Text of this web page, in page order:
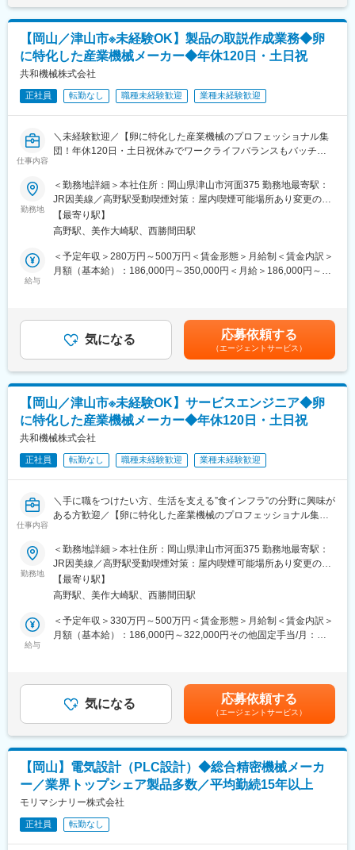
・新しい商品を生み出して市場に投入することで社会貢献でき
る。
・グローバルに活躍できる。(海外/国内含めた市場調査および生産
立ち上げ)
・様々な部門で結成したチームでプロジェクトをやり遂げる達成
感を感じられる。
・リモート可否：出社が基本になりますが、家庭事情等に応じて
一部リモート活用は可能です
変更の範囲：会社の定める業務
められません。
◎見積り・施工内容のレポート
次の修理担当者が困らないよう、修理の内容を全てレポートして
管理します。貸与されているタブレットにて実施できるため、帰
社後の業務を減らすことができます。
■様々な業界を支える役割：
機器を導入している顧客の業界は、飲食チェーン店や食品加工セ
ンター、スーパーマーケット、郵便局など多種多様。それだけ多
くの分野で欠かせない製品となっているため、サービスエンジニ
■入社後：
本社（東京都大田区）にて3ヶ月間の集合研修を実施します。各製
品の特長や強み、構造などを学ぶ製品研修や、実際に製品に触れ
ある通り、豊富な研修制度があるため、常に成長できる環境で
す。
業より常に新しいものの開発。今では当たり前になった「セミセ
ルフレジ」を日本で先駆けて発明。
・離職率2.7%、勤続年数19年。年齢や社歴、新卒・キャリア入社
関係なくキャリアアップが叶う（直近入社5年以内の役職者率は約
20%）
・身近な製品に使用される技術／人口減による需要増加中
スーパーで使うセルフレジ／飲食店で非接触オーダー可能なタッ
チパネル式券売機／食品加工センターで食品を真空パックする機
械／物流センターで検品・梱包作業をするシステムなど。
変動賃金はあくまでも目安の金額であり、選考を通じて上下する
可能性があります。月給(月額)は固定手当を含めた表記です。
【岡山／津山市※未経験OK】製品の取説作成業務◆卵
に特化した産業機械メーカー◆年休120日・土日祝
共和機械株式会社
正社員 転勤なし 職種未経験歓迎 業種未経験歓迎
仕事内容
＼未経験歓迎／【卵に特化した産業機械のプロフェッショナル集
団！年休120日・土日祝休みでワークライフバランスもバッチリ
■業務内容：
当社開発製品の取扱説明書作成業務などを行っていただきます。
＜具体的には＞
・取扱説明書やマニュアルの作成・修正
・設計資料の作成補助（データ入力、編集など）
・社内関係部署との連携・調整業務
《1》食インフラを支える安定事業
当社は、鶏卵の選別・洗浄・包装・加工といった工程を自動化す
る機械メーカーとして、食を支えるインフラ分野に特化していま
当社の事業は景気の影響を受けにくく、安定した需要が見込まれ
る点が大きな特徴です。
《2》一貫体制による“課題解決型のものづくり”
開発・設計・製造・販売までを自社で一貫して手掛けており、お
客様のニーズを製品にダイレクトに反映できる体制を整えていま
す。
単なる機械メーカーにとどまらず、現場の課題に踏み込んだ提
案・改善を行うことで、ものづくりの手応えや社会への貢献実感
を得られる環境です。
《3》グローバルに広がる市場と技術力
国内に限らず海外にも取引先を持ち、グローバル市場へ事業を展
開しています。ニッチながら世界で求められる技術を保有してお
り、専門性を高めながら長期的にキャリアを築いていくことが可
変更の範囲：会社の定める業務
勤務地
＜勤務地詳細＞本社住所：岡山県津山市河面375 勤務地最寄駅：
JR因美線／高野駅受動喫煙対策：屋内喫煙可能場所あり変更の範
囲：無
【最寄り駅】
高野駅、美作大崎駅、西勝間田駅
給与
＜予定年収＞280万円～500万円＜賃金形態＞月給制＜賃金内訳＞
月額（基本給）：186,000円～350,000円＜月給＞186,000円～
3か月分賃金はあくまでも目安の金額であり、選考を通じて上下す
る可能性があります。月給(月額)は固定手当を含めた表記です。
気になる 応募依頼する
（エージェントサービス）
【岡山／津山市※未経験OK】サービスエンジニア◆卵
に特化した産業機械メーカー◆年休120日・土日祝
共和機械株式会社
正社員 転勤なし 職種未経験歓迎 業種未経験歓迎
仕事内容
＼手に職をつけたい方、生活を支える”食インフラ”の分野に興味が
ある方歓迎／【卵に特化した産業機械のプロフェッショナル集
◎】
■業務内容：
当社製造の鶏卵自動選別包装装置や割卵機などの機械修理、保守
等の業務に従事していただきます。
＜具体的には＞
・納入済み機器の定期点検およびメンテナンス
・作業報告書の作成および社内連携
ースが多数です。
宿泊費は会社から一定額が支給されるため、工夫次第で自由に活
用いただけます。また、出張時には日当手当も支給されます。
■夜間・休日対応について
機械の稼働状況に応じて、月に1回程度夜間対応が発生する場合が
あります。
勤務地
＜勤務地詳細＞本社住所：岡山県津山市河面375 勤務地最寄駅：
JR因美線／高野駅受動喫煙対策：屋内喫煙可能場所あり変更の範
囲：無
【最寄り駅】
高野駅、美作大崎駅、西勝間田駅
給与
＜予定年収＞330万円～500万円＜賃金形態＞月給制＜賃金内訳＞
月額（基本給）：186,000円～322,000円その他固定手当/月：
1.00％～3.00％■賞与年2回 ※前年度実績：計3か月分賃金はあく
までも目安の金額であり、選考を通じて上下する可能性がありま
す。月給(月額)は固定手当を含めた表記です。
気になる 応募依頼する
（エージェントサービス）
【岡山】電気設計（PLC設計）◆総合精密機械メーカ
ー／業界トップシェア製品多数／平均勤続15年以上
モリマシナリー株式会社
正社員 転勤なし